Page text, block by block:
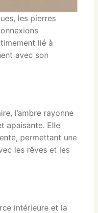
les pierres
lié à
avec son
l’ambre rayonne
apaisante. Elle
permettant une
les rêves et les
intérieure et la